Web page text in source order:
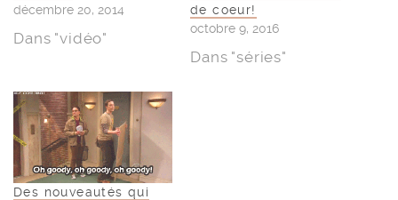
décembre 20, 2014
Dans "vidéo"
de coeur!
octobre 9, 2016
Dans "séries"
Des nouveautés qui